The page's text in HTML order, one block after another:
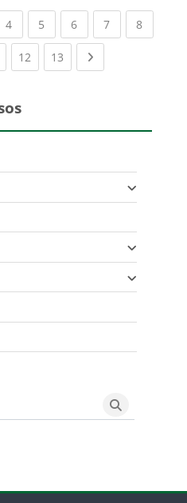
4(current)
5 (current)
6(current)
7(current)
8(current)
(current)
12 (current)
13 (current)Next page
Search